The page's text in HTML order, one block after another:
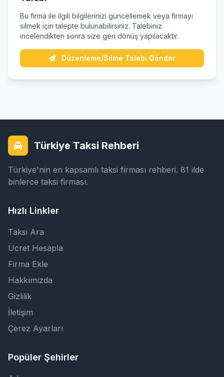
Bu firma ile ilgili bilgilerinizi güncellemek veya firmayı
silmek için talepte bulunabilirsiniz. Talebiniz
incelendikten sonra size geri dönüş yapılacaktır.
Düzenleme/Silme Talebi Gönder
Türkiye Taksi Rehberi
Türkiye'nin en kapsamlı taksi firması rehberi. 81 ilde
binlerce taksi firması.
Hızlı Linkler
Taksi Ara
Ücret Hesapla
Firma Ekle
Hakkımızda
Gizlilik
İletişim
Çerez Ayarları
Popüler Şehirler